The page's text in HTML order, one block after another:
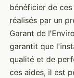
bénéficier de
réalisés par un
Garant de
garantit que
qualité et de
ces aides, il est